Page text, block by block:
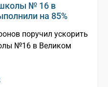
№ 16 в
на 85%
поручил ускорить
№16 в Великом